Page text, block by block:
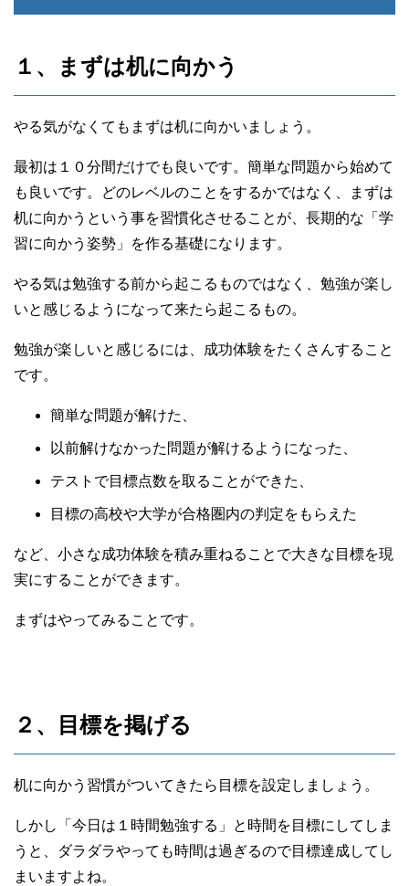
１、まずは机に向かう
やる気がなくてもまずは机に向かいましょう。
最初は１０分間だけでも良いです。簡単な問題から始めて
も良いです。どのレベルのことをするかではなく、まずは
机に向かうという事を習慣化させることが、長期的な「学
習に向かう姿勢」を作る基礎になります。
やる気は勉強する前から起こるものではなく、勉強が楽し
いと感じるようになって来たら起こるもの。
勉強が楽しいと感じるには、成功体験をたくさんすること
です。
簡単な問題が解けた、
以前解けなかった問題が解けるようになった、
テストで目標点数を取ることができた、
目標の高校や大学が合格圏内の判定をもらえた
など、小さな成功体験を積み重ねることで大きな目標を現
実にすることができます。
まずはやってみることです。
２、目標を掲げる
机に向かう習慣がついてきたら目標を設定しましょう。
しかし「今日は１時間勉強する」と時間を目標にしてしま
うと、ダラダラやっても時間は過ぎるので目標達成してし
まいますよね。